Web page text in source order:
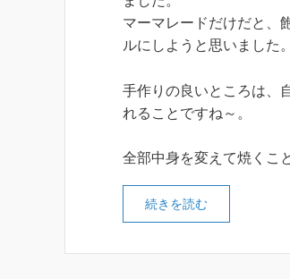
マーマレードだけだと、
ルにしようと思いました。
手作りの良いところは、
れることですね～。
全部中身を変えて焼くこ
続きを読む